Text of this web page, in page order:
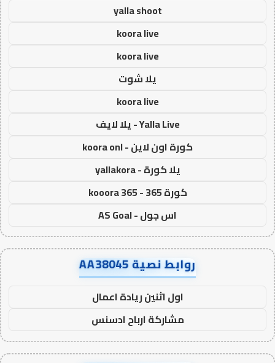
yalla shoot
koora live
koora live
يلا شوت
koora live
Yalla Live - يلا لايف
كورة اون لاين - koora onl
يلا كورة - yallakora
كورة 365 - kooora 365
اس جول - AS Goal
روابط نصية AA38045
اول اثنين ريادة اعمال
مشاركة ارباح ادسنس